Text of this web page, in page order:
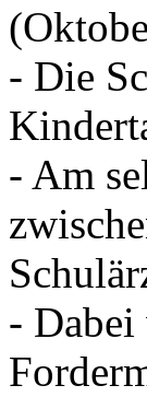
- Die
- Am
- Dabei